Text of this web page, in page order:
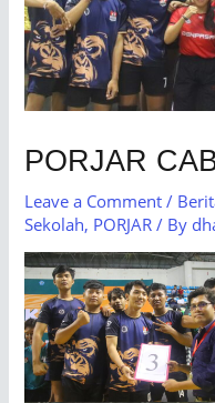
PORJAR
Leave a Comment /
Sekolah, PORJAR / By